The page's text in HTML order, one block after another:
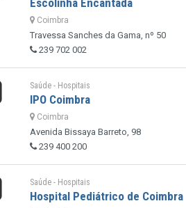
Escolinha Encantada
Coimbra
Travessa Sanches da Gama, nº 50
239 702 002
Saúde - Hospitais
IPO Coimbra
Coimbra
Avenida Bissaya Barreto, 98
239 400 200
Saúde - Hospitais
Hospital Pediátrico de Coimbra